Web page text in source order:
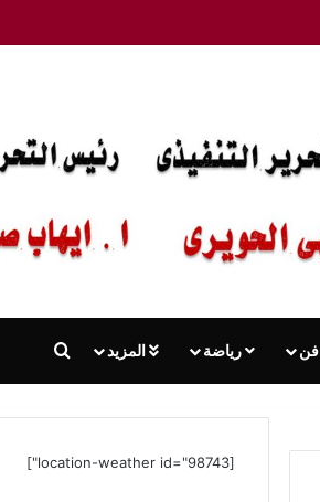
فن رياضة المزيد بحث عن
[location-weather id="98743"]